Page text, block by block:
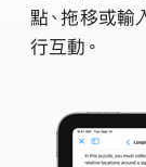
點、拖移或輸
行互動。